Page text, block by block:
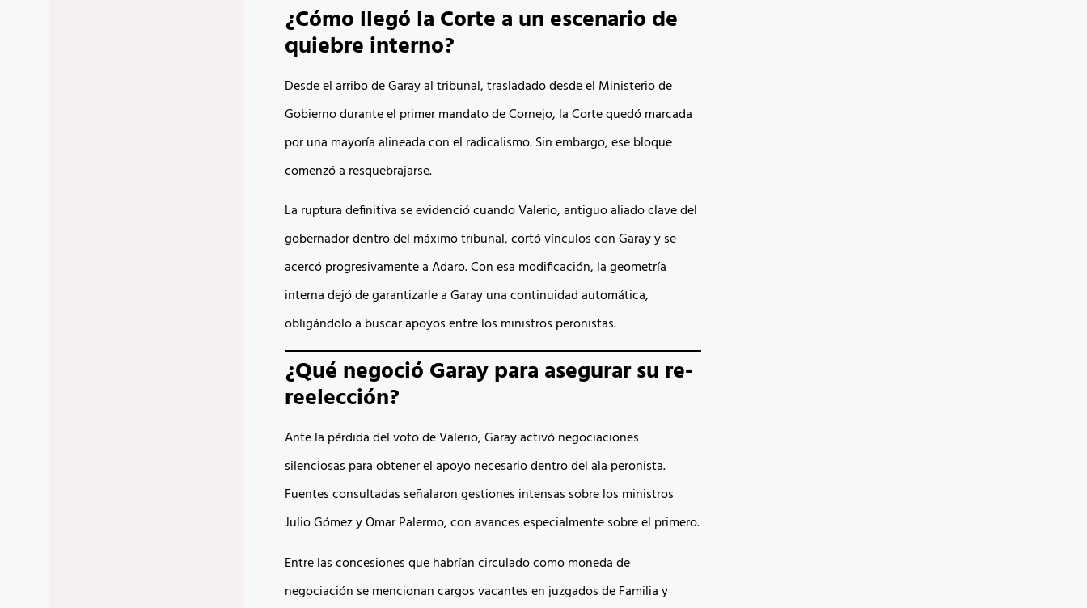
¿Cómo llegó la Corte a un escenario de
quiebre interno?
Desde el arribo de Garay al tribunal, trasladado desde el Ministerio de
Gobierno durante el primer mandato de Cornejo, la Corte quedó marcada
por una mayoría alineada con el radicalismo. Sin embargo, ese bloque
comenzó a resquebrajarse.
La ruptura definitiva se evidenció cuando Valerio, antiguo aliado clave del
gobernador dentro del máximo tribunal, cortó vínculos con Garay y se
acercó progresivamente a Adaro. Con esa modificación, la geometría
interna dejó de garantizarle a Garay una continuidad automática,
obligándolo a buscar apoyos entre los ministros peronistas.
¿Qué negoció Garay para asegurar su re-
reelección?
Ante la pérdida del voto de Valerio, Garay activó negociaciones
silenciosas para obtener el apoyo necesario dentro del ala peronista.
Fuentes consultadas señalaron gestiones intensas sobre los ministros
Julio Gómez y Omar Palermo, con avances especialmente sobre el primero.
Entre las concesiones que habrían circulado como moneda de
negociación se mencionan cargos vacantes en juzgados de Familia y